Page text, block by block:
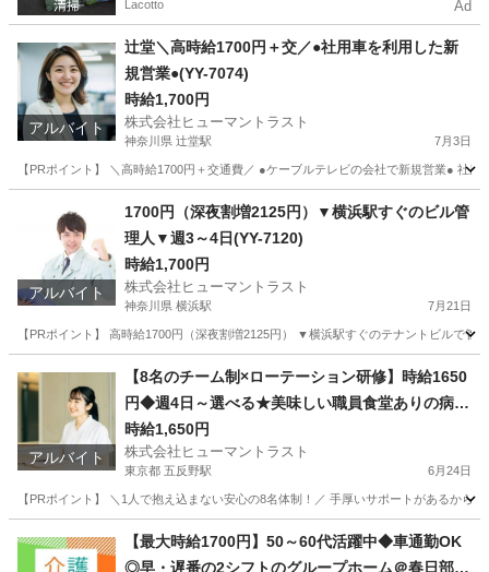
Lacotto Ad
アルバイト
辻堂＼高時給1700円＋交／●社用車を利用した新
規営業●(YY-7074)
時給1,700円
株式会社ヒューマントラスト
神奈川県 辻堂駅 7月3日
【PRポイント】 ＼高時給1700円＋交通費／ ●ケーブルテレビの会社で新規営業● 社
辻堂駅 その他 ヒューマントラスト
アルバイト
1700円（深夜割増2125円）▼横浜駅すぐのビル管
理人▼週3～4日(YY-7120)
時給1,700円
株式会社ヒューマントラスト
神奈川県 横浜駅 7月21日
【PRポイント】 高時給1700円（深夜割増2125円） ▼横浜駅すぐのテナントビル
横浜駅 その他 ヒューマントラスト
アルバイト
【8名のチーム制×ローテーション研修】時給1650
円◆週4日～選べる★美味しい職員食堂ありの病院
(ES1W-3716)
時給1,650円
株式会社ヒューマントラスト
東京都 五反野駅 6月24日
【PRポイント】 ＼1人で抱え込まない安心の8名体制！／ 手厚いサポートがあるか
五反野駅 医療事務 スタッフ
【最大時給1700円】50～60代活躍中◆車通勤OK
◎早・遅番の2シフトのグループホーム＠春日部(E